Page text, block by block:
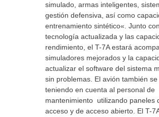
simulado, armas inteligentes,
gestión defensiva, así como
entrenamiento sintético«. Junto
tecnología actualizada y las
rendimiento, el T-7A estará
simuladores mejorados y la
actualizar el software del sistema
sin problemas. El avión también
teniendo en cuenta al personal de
mantenimiento utilizando paneles
acceso y de acceso abierto. El T-